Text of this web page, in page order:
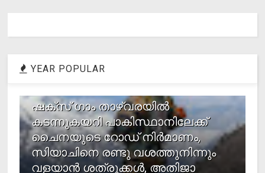
YEAR POPULAR
ഷക്സ് ​ഗാം താഴ്‌വരയിൽ
കടന്നുകയറി പാകിസ്ഥാനിലേക്ക്
ചൈനയുടെ റോഡ് നിർമാണം,
സിയാചിനെ രണ്ടു വശത്തുനിന്നും
വളയാൻ ശത്രുക്കൾ, അതിജാ​